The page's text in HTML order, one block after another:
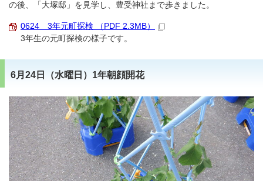
の後、「大塚邸」を見学し、豊受神社まで歩きました。
0624 3年元町探検 （PDF 2.3MB）
3年生の元町探検の様子です。
6月24日（水曜日）1年朝顔開花